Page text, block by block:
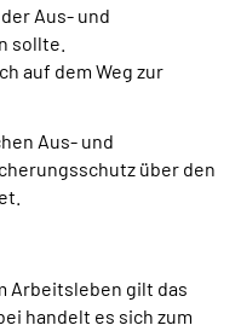
Aus- und
sollte.
auf dem Weg zur
Aus- und
über den
Arbeitsleben gilt das
handelt es sich zum